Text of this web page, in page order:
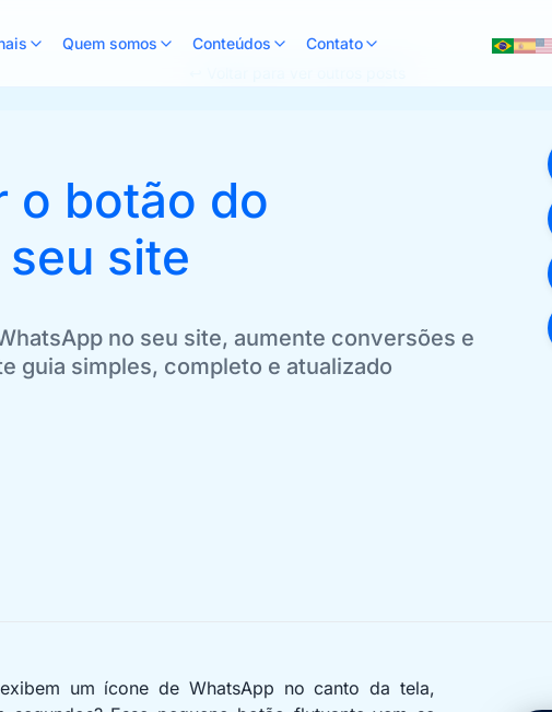
Quem somos Conteúdos Contato
o botão do
site
no seu site, aumente conversões e
guia simples, completo e atualizado
um ícone de WhatsApp no canto da tela,